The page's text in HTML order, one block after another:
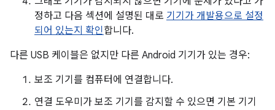
정하고 다음 섹션에 설명된 대로 기기가 개발용으로 설정
되어 있는지 확인합니다.
다른 USB 케이블은 없지만 다른 Android 기기가 있는 경우:
보조 기기를 컴퓨터에 연결합니다.
연결 도우미가 보조 기기를 감지할 수 있으면 기본 기기